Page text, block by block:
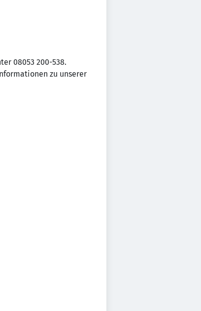
08053 200-538.
zu unserer